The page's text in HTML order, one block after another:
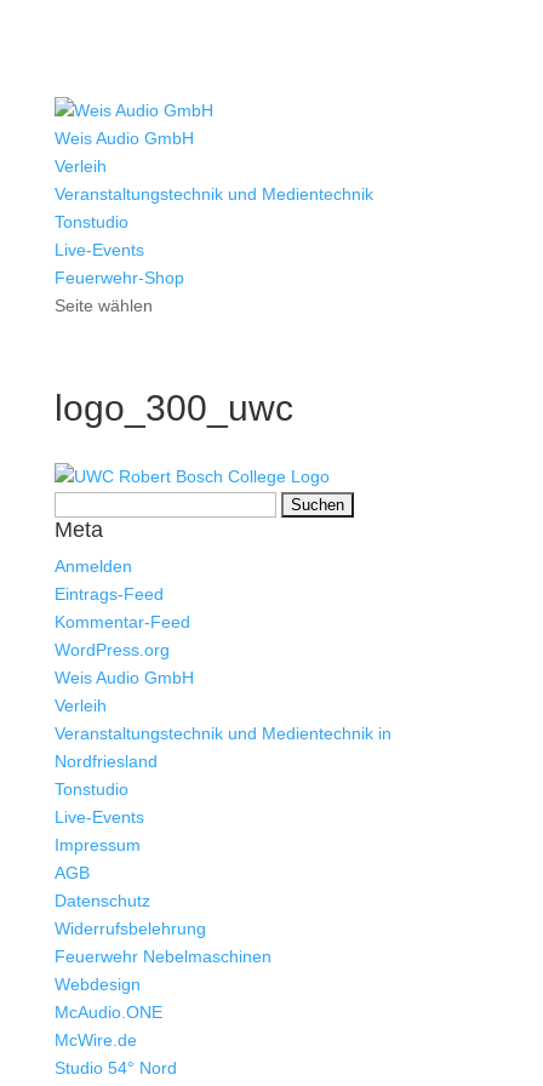
Weis Audio GmbH
Verleih
Veranstaltungstechnik und Medientechnik
Tonstudio
Live-Events
Feuerwehr-Shop
Seite wählen
logo_300_uwc
nach:
Meta
Anmelden
Eintrags-Feed
Kommentar-Feed
WordPress.org
Weis Audio GmbH
Verleih
Veranstaltungstechnik und Medientechnik in
Nordfriesland
Tonstudio
Live-Events
Impressum
AGB
Datenschutz
Widerrufsbelehrung
Feuerwehr Nebelmaschinen
Webdesign
McAudio.ONE
McWire.de
Studio 54° Nord